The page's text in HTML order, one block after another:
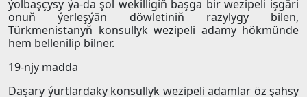
ýolbaşçysy ýa-da şol wekilligiň başga bir wezipeli işgäri
onuň ýerleşýän döwletiniň razylygy bilen,
Türkmenistanyň konsullyk wezipeli adamy hökmünde
hem bellenilip bilner.
19-njy madda
Daşary ýurtlardaky konsullyk wezipeli adamlar öz şahsy